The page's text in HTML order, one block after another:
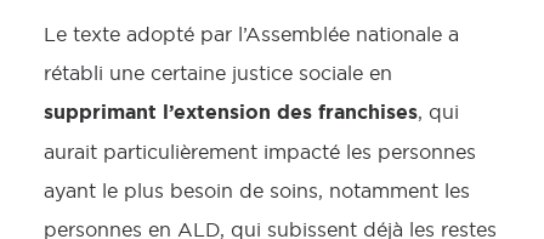
Le texte adopté par l’Assemblée nationale a
rétabli une certaine justice sociale en
supprimant l’extension des franchises, qui
aurait particulièrement impacté les personnes
ayant le plus besoin de soins, notamment les
personnes en ALD, qui subissent déjà les restes